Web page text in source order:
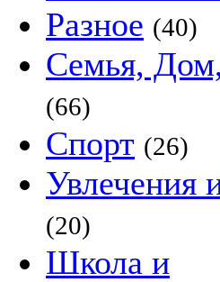
Разное (40)
Семья,
(66)
Спорт (26)
Увлечения
(20)
Школа и